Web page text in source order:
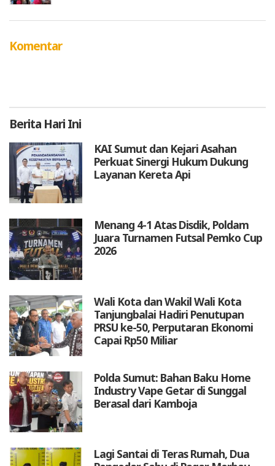
Komentar
Berita Hari Ini
KAI Sumut dan Kejari Asahan
Perkuat Sinergi Hukum Dukung
Layanan Kereta Api
Menang 4-1 Atas Disdik, Poldam
Juara Turnamen Futsal Pemko Cup
2026
Wali Kota dan Wakil Wali Kota
Tanjungbalai Hadiri Penutupan
PRSU ke-50, Perputaran Ekonomi
Capai Rp50 Miliar
Polda Sumut: Bahan Baku Home
Industry Vape Getar di Sunggal
Berasal dari Kamboja
Lagi Santai di Teras Rumah, Dua